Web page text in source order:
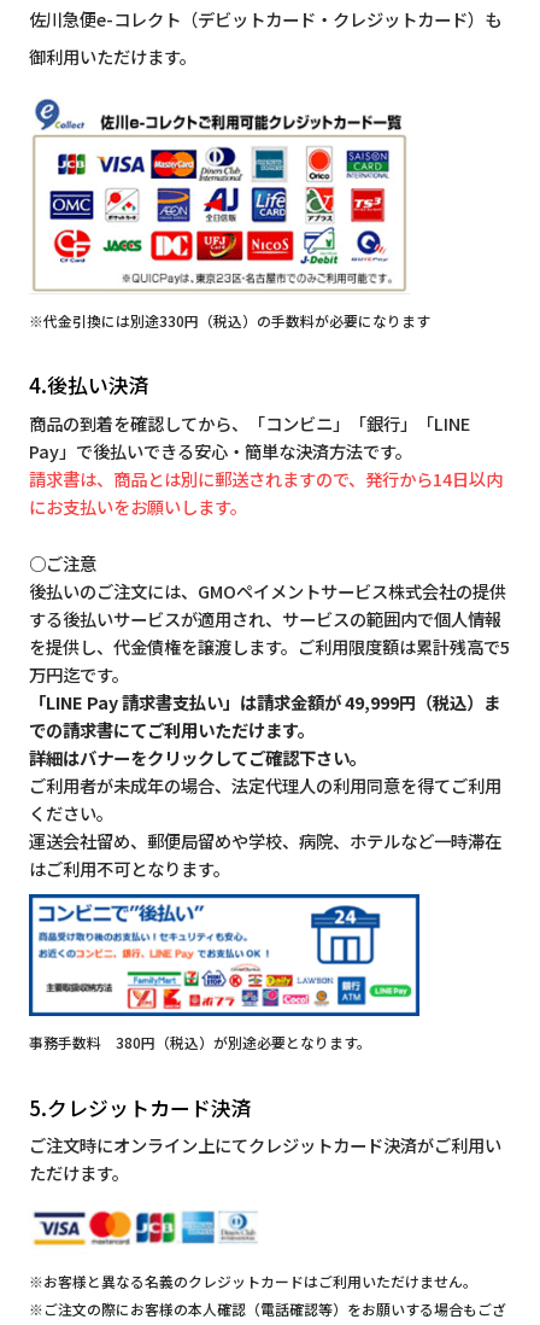
佐川急便e-コレクト（デビットカード・クレジットカード）も
御利用いただけます。
※代金引換には別途330円（税込）の手数料が必要になります
4.後払い決済
商品の到着を確認してから、「コンビニ」「銀行」「LINE
Pay」で後払いできる安心・簡単な決済方法です。
請求書は、商品とは別に郵送されますので、発行から14日以内
にお支払いをお願いします。
○ご注意
後払いのご注文には、GMOペイメントサービス株式会社の提供
する後払いサービスが適用され、サービスの範囲内で個人情報
を提供し、代金債権を譲渡します。ご利用限度額は累計残高で5
万円迄です。
「LINE Pay 請求書支払い」は請求金額が 49,999円（税込）ま
での請求書にてご利用いただけます。
詳細はバナーをクリックしてご確認下さい。
ご利用者が未成年の場合、法定代理人の利用同意を得てご利用
ください。
運送会社留め、郵便局留めや学校、病院、ホテルなど一時滞在
はご利用不可となります。
事務手数料 380円（税込）が別途必要となります。
5.クレジットカード決済
ご注文時にオンライン上にてクレジットカード決済がご利用い
ただけます。
※お客様と異なる名義のクレジットカードはご利用いただけません。
※ご注文の際にお客様の本人確認（電話確認等）をお願いする場合もござ